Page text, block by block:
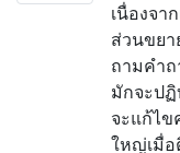
เนื่องจา
ส่วนขย
ถามคำ
มักจะปฏิ
จะแก้ไ
ใหญ่เมื่